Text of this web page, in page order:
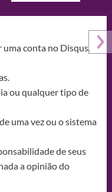
uma conta no Disqus.
ou qualquer tipo de
uma vez ou o sistema
de seus
a opinião do